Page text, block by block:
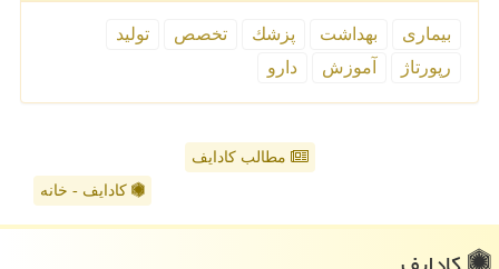
بیماری بهداشت پزشك تخصص
تولید
رپورتاژ
آموزش دارو
مطالب کادایف
کادایف - خانه